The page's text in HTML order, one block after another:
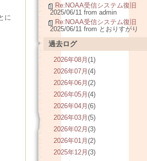
に
Re:NOAA受信システム復旧
2025/06/11 from admin
Re:NOAA受信システム復旧
2025/06/11 from とおりすがり
過去ログ
2026年08月 (1)
2026年07月 (4)
2026年06月 (2)
2026年05月 (4)
2026年04月 (6)
2026年03月 (5)
2026年02月 (3)
2026年01月 (2)
2025年12月 (3)